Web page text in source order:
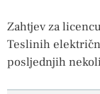
Zahtjev za
Teslinih
posljednjih